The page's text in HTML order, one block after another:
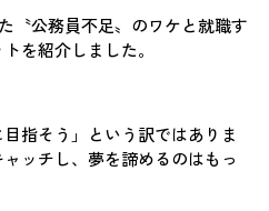
〝公務員不足〟のワケと就職す
を紹介しました。
指そう」という訳ではありま
ッチし、夢を諦めるのはもっ